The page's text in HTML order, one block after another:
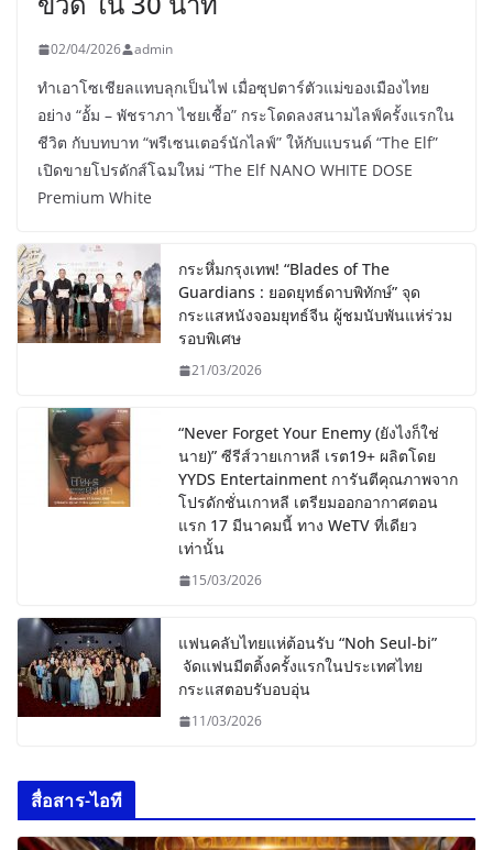
02/04/2026 admin
ทำเอาโซเชียลแทบลุกเป็นไฟ เมื่อซุปตาร์ตัวแม่ของเมืองไทย
อย่าง “อั้ม – พัชราภา ไชยเชื้อ” กระโดดลงสนามไลฟ์ครั้งแรกใน
ชีวิต กับบทบาท “พรีเซนเตอร์นักไลฟ์” ให้กับแบรนด์ “The Elf”
เปิดขายโปรดักส์โฉมใหม่ “The Elf NANO WHITE DOSE
Premium White
กระหึ่มกรุงเทพ! “Blades of The
Guardians : ยอดยุทธ์ดาบพิทักษ์” จุด
กระแสหนังจอมยุทธ์จีน ผู้ชมนับพันแห่ร่วม
รอบพิเศษ
21/03/2026
“Never Forget Your Enemy (ยังไงก็ใช่
นาย)” ซีรีส์วายเกาหลี เรต19+ ผลิตโดย
YYDS Entertainment การันตีคุณภาพจาก
โปรดักชั่นเกาหลี เตรียมออกอากาศตอน
แรก 17 มีนาคมนี้ ทาง WeTV ที่เดียว
เท่านั้น
15/03/2026
แฟนคลับไทยแห่ต้อนรับ “Noh Seul-bi”
จัดแฟนมีตติ้งครั้งแรกในประเทศไทย
กระแสตอบรับอบอุ่น
11/03/2026
สื่อสาร-ไอที